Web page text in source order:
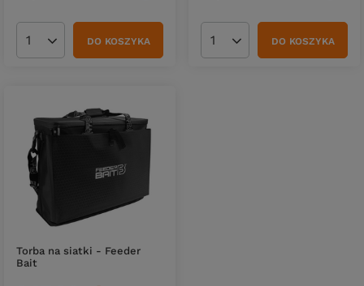
Ilość produktówDO KOSZYKA Ilość produktówDO KOSZYKA
Torba na siatki - Feeder
Bait